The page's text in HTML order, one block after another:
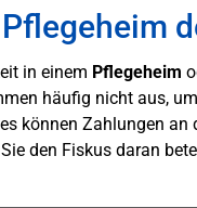
in einem Pflegeheim
häufig nicht aus,
können Zahlungen
den Fiskus daran